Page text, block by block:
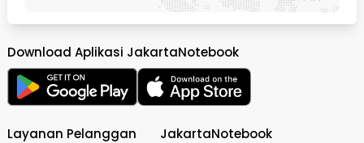
Download Aplikasi JakartaNotebook
Layanan Pelanggan JakartaNotebook